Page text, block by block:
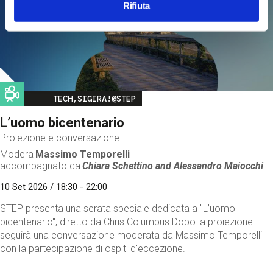
Rifiuta
Image
TECH,SIGIRA!@STEP
L’uomo bicentenario
Proiezione e conversazione
Modera Massimo Temporelli
accompagnato da Chiara Schettino andAlessandro Maiocchi
10 Set 2026 / 18:30 - 22:00
STEP presenta una serata speciale dedicata a "L’uomo
bicentenario", diretto da Chris Columbus.Dopo la proiezione
seguirà una conversazione moderata da Massimo Temporelli
con la partecipazione di ospiti d'eccezione.